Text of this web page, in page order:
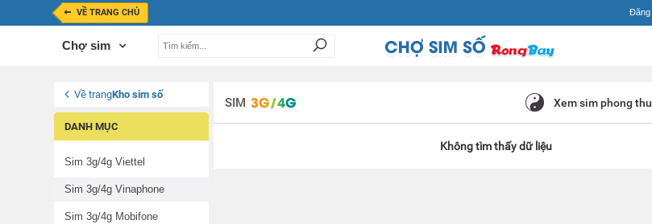
VỀ TRANG CHỦ Đăng
Chợ sim
Về trangKho sim số
DANH MỤC
Sim 3g/4g Viettel
Sim 3g/4g Vinaphone
Sim 3g/4g Mobifone
SIM Xem sim phong
Không tìm thấy dữ liệu